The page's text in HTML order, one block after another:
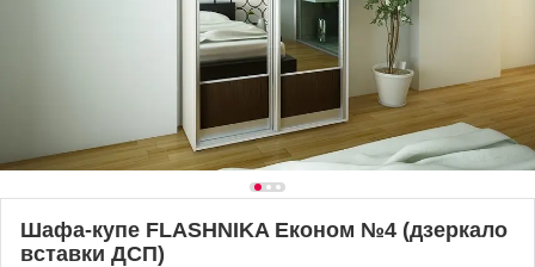
Шафа-купе FLASHNIKA Економ №4 (дзеркало
вставки ДСП)